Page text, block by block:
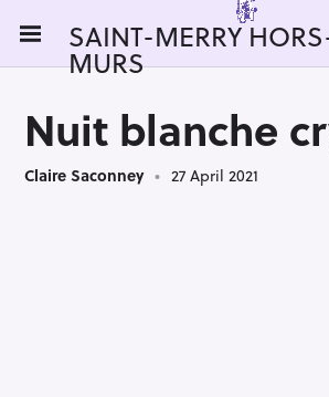
i
SAINT-MERRY
MURS
Nuit blanche
Claire Saconney 27 April 2021